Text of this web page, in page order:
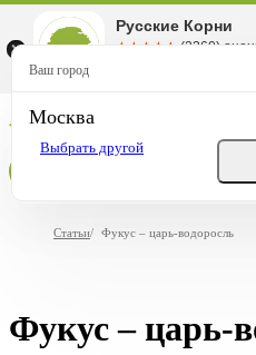
Статьи/ Фукус – царь-водоросль
Фукус – царь-
Ваш город
Москва
Выбрать другой
Русские Корни
☆☆☆☆☆
★★★★★ (2360)